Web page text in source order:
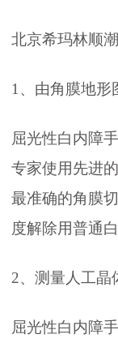
北京希玛林顺
1、由角膜地形
屈光性白内障
专家使用先进
最准确的角膜
度解除用普通
2、测量人工晶
屈光性白内障